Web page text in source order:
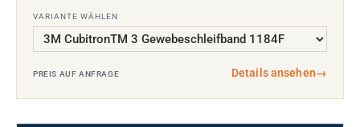
VARIANTE WÄHLEN
PREIS AUF ANFRAGE Details ansehen→